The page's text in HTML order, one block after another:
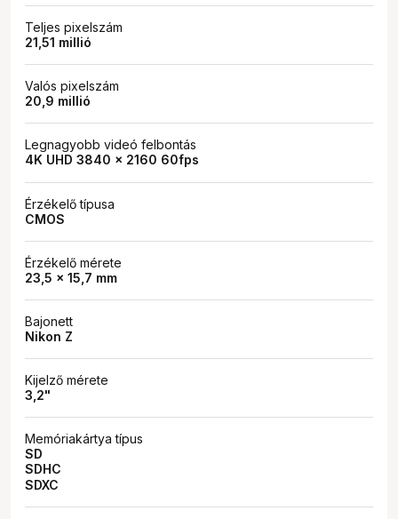
Teljes pixelszám
21,51 millió
Valós pixelszám
20,9 millió
Legnagyobb videó felbontás
4K UHD 3840 x 2160 60fps
Érzékelő típusa
CMOS
Érzékelő mérete
23,5 x 15,7 mm
Bajonett
Nikon Z
Kijelző mérete
3,2"
Memóriakártya típus
SD
SDHC
SDXC